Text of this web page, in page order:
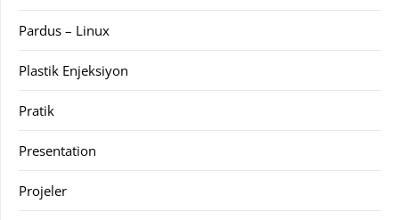
Pardus – Linux
Plastik Enjeksiyon
Pratik
Presentation
Projeler